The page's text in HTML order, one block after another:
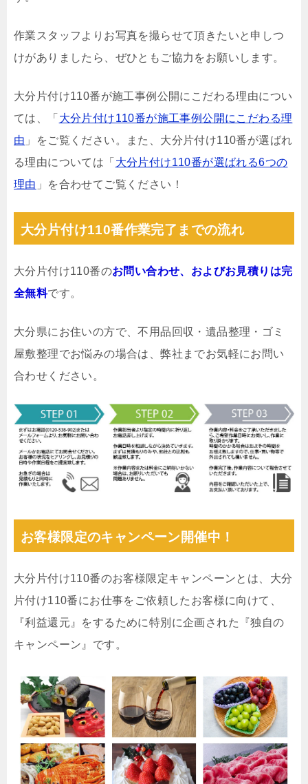
作業スタッフよりお写真を撮らせて頂きたいと申しつ
けがありましたら、ぜひともご協力をお願いします。
大分片付け110番が施工事例公開にこだわる理由につい
ては、「 大分片付け110番が施工事例公開にこだわる理
由 」をご覧ください。また、大分片付け110番が選ばれ
る理由については「 大分片付け110番が選ばれる6つの
理由 」を合わせてご覧ください！
大分片付け110番作業完了までの流れ
大分片付け110番のお問い合わせ、およびお見積りは完
全無料です。
大分県にお住いの方で、不用品回収・遺品整理・ゴミ
屋敷整理でお悩みの場合は、弊社までお気軽にお問い
合わせください。
お客様限定のキャンペーン開催中！
大分片付け110番のお客様限定キャンペーンとは、大分
片付け110番にお仕事をご依頼したお客様に向けて、
『利益還元』をするために特別に企画された『独自の
キャンペーン』です。